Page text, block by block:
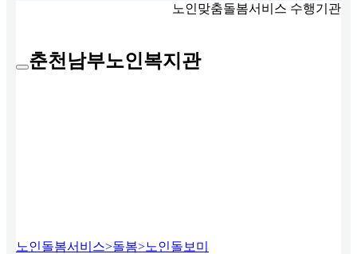
노인맞춤돌봄서비스 수행기관
춘천남부노인복지관
노인돌봄서비스>돌봄>노인돌보미